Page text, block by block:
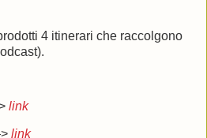
4 itinerari che raccolgono
link
link